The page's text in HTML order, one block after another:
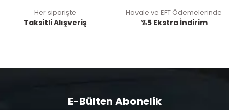
Her siparişte
Taksitli Alışveriş
Havale ve EFT Ödemelerinde
%5 Ekstra İndirim
E-Bülten Abonelik